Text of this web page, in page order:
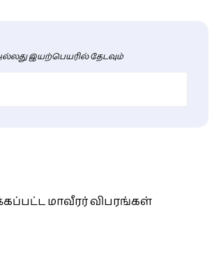
இயற்பெயரில் தேடவும்
மாவீரர் விபரங்கள்